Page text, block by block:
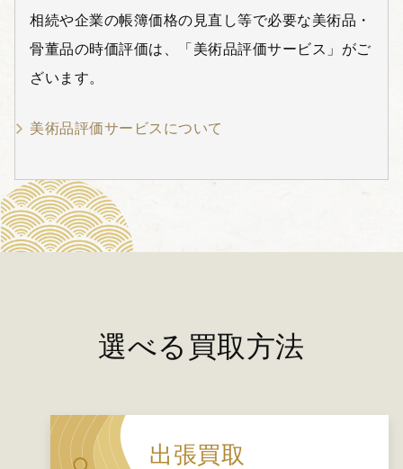
相続や企業の帳簿価格の見直し等で必要な美術品・
骨董品の時価評価は、「美術品評価サービス」がご
ざいます。
美術品評価サービスについて
選べる買取方法
出張買取